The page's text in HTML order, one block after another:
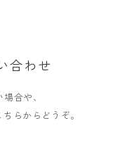
合わせ
合や、
らからどうぞ。